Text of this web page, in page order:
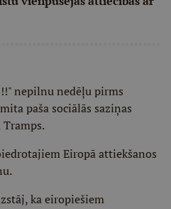
nepilnu nedēļu pirms
paša sociālās saziņas
Eiropā attiekšanos
ka eiropiešiem